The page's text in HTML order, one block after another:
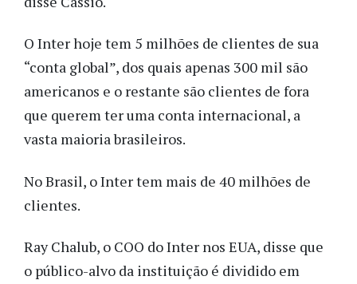
O Inter hoje tem 5 milhões de clientes de sua
“conta global”, dos quais apenas 300 mil são
americanos e o restante são clientes de fora
que querem ter uma conta internacional, a
vasta maioria brasileiros.
No Brasil, o Inter tem mais de 40 milhões de
clientes.
Ray Chalub, o COO do Inter nos EUA, disse que
o público-alvo da instituição é dividido em